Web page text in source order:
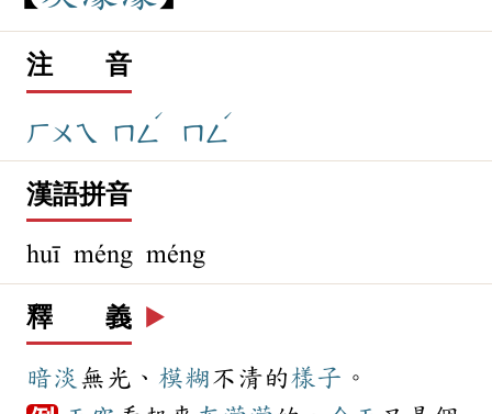
注 音
ㄏㄨㄟ ㄇㄥ
ˊ
ㄇㄥ
ˊ
漢語拼音
huī méng méng
釋 義 ▶️
暗淡 無光、 模糊不清的樣子 。